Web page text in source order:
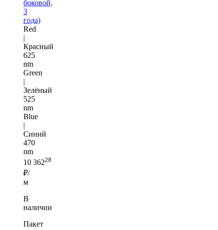
боковой,
3
года)
Red
|
Красный
625
nm
Green
|
Зелёный
525
nm
Blue
|
Синий
470
nm
10 36228
₽/
м
В
наличии
Пакет